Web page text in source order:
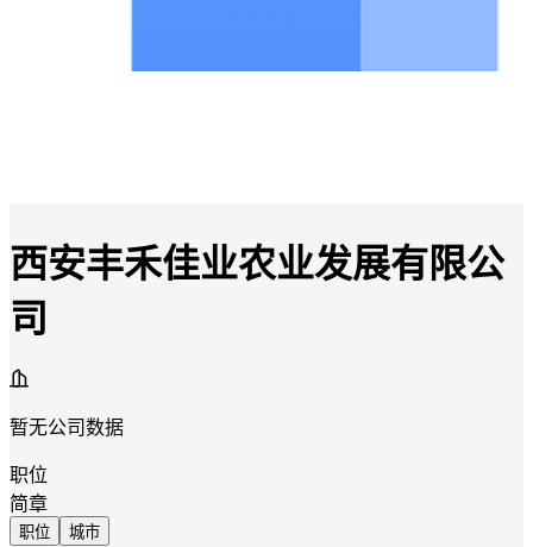
西安丰禾佳业农业发展有限公
司
暂无公司数据
职位
简章
职位 城市